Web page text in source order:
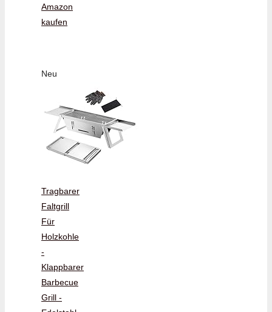
Amazon
kaufen
Neu
Tragbarer
Faltgrill
Für
Holzkohle
-
Klappbarer
Barbecue
Grill -